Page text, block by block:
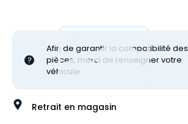
Afin de garantir la compatibilité des
pièces, merci de renseigner votre
véhicule
Retrait en magasin